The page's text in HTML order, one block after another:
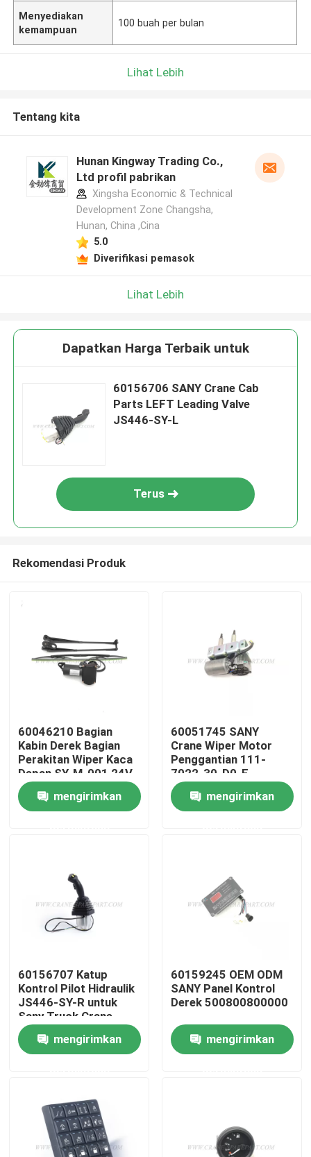
Rumah
Produk
Wisata pabrik
Kontrol kualitas
Hubungi kami
Berita
Suku cadang derek
Suku Cadang Listrik Derek
Menyediakan
kemampuan
100 buah per bulan
Lihat Lebih
Tentang kita
Hunan Kingway Trading Co.,
Ltd profil pabrikan
Xingsha Economic & Technical
Development Zone Changsha,
Hunan, China ,Cina
5.0
Diverifikasi pemasok
Lihat Lebih
Dapatkan Harga Terbaik untuk
60156706 SANY Crane Cab
Parts LEFT Leading Valve
JS446-SY-L
Terus
Rekomendasi Produk
60046210 Bagian
Kabin Derek Bagian
Perakitan Wiper Kaca
Depan SY-M-001 24V
mengirimkan
60051745 SANY
Crane Wiper Motor
Penggantian 111-
7022-30-D0-E
mengirimkan
60156707 Katup
Kontrol Pilot Hidraulik
JS446-SY-R untuk
Sany Truck Crane
mengirimkan
60159245 OEM ODM
SANY Panel Kontrol
Derek 500800800000
mengirimkan